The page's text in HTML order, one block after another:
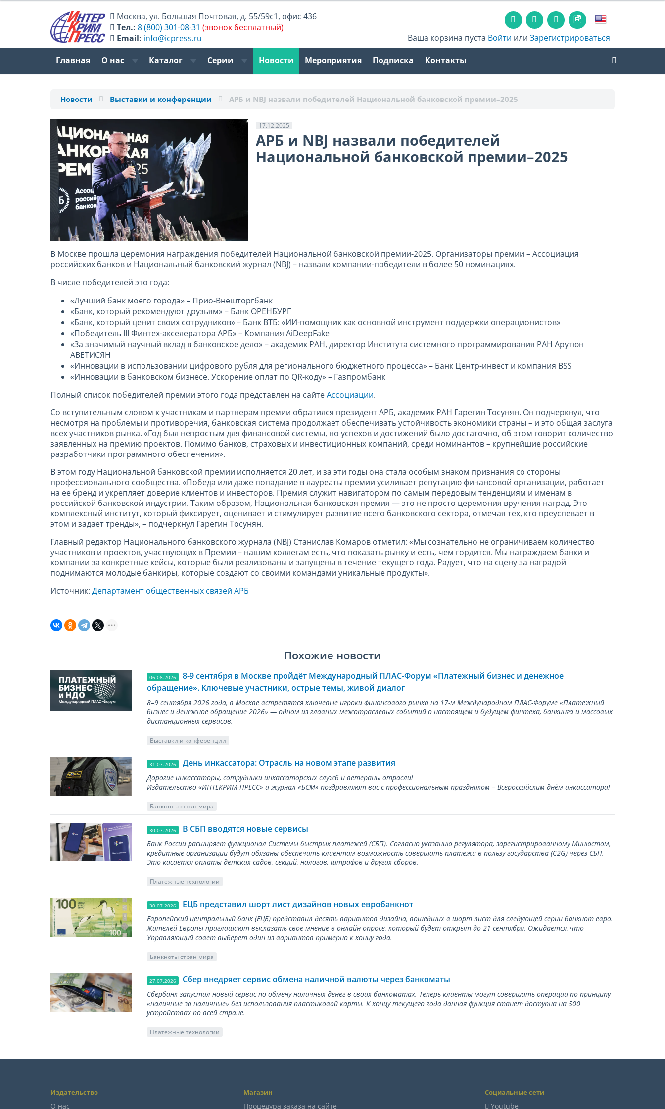
Москва,ул. Большая Почтовая, д. 55/59с1, офис 436
Тел.: 8 (800) 301-08-31 (звонок бесплатный)
Email: info@icpress.ru Ваша корзина пуста Войти илиЗарегистрироваться
Главная О нас Каталог Серии Новости Мероприятия Подписка Контакты
Новости Выставки и конференции АРБ и NBJ назвали победителей Национальной банковской премии–2025
17.12.2025
АРБ и NBJ назвали победителей
Национальной банковской премии–2025
В Москве прошла церемония награждения победителей Национальной банковской премии-2025. Организаторы премии – Ассоциация
российских банков и Национальный банковский журнал (NBJ) – назвали компании-победители в более 50 номинациях.
В числе победителей это года:
«Лучший банк моего города» – Прио-Внешторгбанк
«Банк, который рекомендуют друзьям» – Банк ОРЕНБУРГ
«Банк, который ценит своих сотрудников» – Банк ВТБ: «ИИ-помощник как основной инструмент поддержки операционистов»
«Победитель III Финтех-акселератора АРБ» – Компания AiDeepFake
«За значимый научный вклад в банковское дело» – академик РАН, директор Института системного программирования РАН Арутюн
АВЕТИСЯН
«Инновации в использовании цифрового рубля для регионального бюджетного процесса» – Банк Центр-инвест и компания BSS
«Инновации в банковском бизнесе. Ускорение оплат по QR-коду» – Газпромбанк
Полный список победителей премии этого года представлен на сайтеАссоциации.
Со вступительным словом к участникам и партнерам премии обратился президент АРБ, академик РАН Гарегин Тосунян. Он подчеркнул, что
несмотря на проблемы и противоречия, банковская система продолжает обеспечивать устойчивость экономики страны – и это общая заслуга
всех участников рынка. «Год был непростым для финансовой системы, но успехов и достижений было достаточно, об этом говорит количество
заявленных на премию проектов. Помимо банков, страховых и инвестиционных компаний, среди номинантов – крупнейшие российские
разработчики программного обеспечения».
В этом году Национальной банковской премии исполняется 20 лет, и за эти годы она стала особым знаком признания со стороны
профессионального сообщества. «Победа или даже попадание в лауреаты премии усиливает репутацию финансовой организации, работает
на ее бренд и укрепляет доверие клиентов и инвесторов. Премия служит навигатором по самым передовым тенденциям и именам в
российской банковской индустрии. Таким образом, Национальная банковская премия — это не просто церемония вручения наград. Это
комплексный институт, который фиксирует, оценивает и стимулирует развитие всего банковского сектора, отмечая тех, кто преуспевает в
этом и задает тренды», – подчеркнул Гарегин Тосунян.
Главный редактор Национального банковского журнала (NBJ) Станислав Комаров отметил: «Мы сознательно не ограничиваем количество
участников и проектов, участвующих в Премии – нашим коллегам есть, что показать рынку и есть, чем гордится. Мы награждаем банки и
компании за конкретные кейсы, которые были реализованы и запущены в течение текущего года. Радует, что на сцену за наградой
поднимаются молодые банкиры, которые создают со своими командами уникальные продукты».
Источник: Департамент общественных связей АРБ
Похожие новости
06.08.2026
8-9 сентября в Москве пройдёт Международный ПЛАС-Форум «Платежный бизнес и денежное
обращение». Ключевые участники, острые темы, живой диалог
8–9 сентября 2026 года, в Москве встретятся ключевые игроки финансового рынка на 17-м Международном ПЛАС-Форуме «Платежный
бизнес и денежное обращение 2026» — одном из главных межотраслевых событий о настоящем и будущем финтеха, банкинга и массовых
дистанционных сервисов.
Выставки и конференции
31.07.2026 День инкассатора: Отрасль на новом этапе развития
Дорогие инкассаторы, сотрудники инкассаторских служб и ветераны отрасли!
Издательство «ИНТЕКРИМ-ПРЕСС» и журнал «БСМ» поздравляют вас с профессиональным праздником – Всероссийским днём инкассатора!
Банкноты стран мира
30.07.2026 В СБП вводятся новые сервисы
Банк России расширяет функционал Системы быстрых платежей (СБП). Согласно указанию регулятора, зарегистрированному Минюстом,
кредитные организации будут обязаны обеспечить клиентам возможность совершать платежи в пользу государства (С2G) через СБП.
Это касается оплаты детских садов, секций, налогов, штрафов и других сборов.
Платежные технологии
30.07.2026 ЕЦБ представил шорт лист дизайнов новых евробанкнот
Европейский центральный банк (ЕЦБ) представил десять вариантов дизайна, вошедших в шорт лист для следующей серии банкнот евро.
Жителей Европы приглашают высказать свое мнение в онлайн опросе, который будет открыт до 21 сентября. Ожидается, что
Управляющий совет выберет один из вариантов примерно к концу года.
Банкноты стран мира
27.07.2026 Сбер внедряет сервис обмена наличной валюты через банкоматы
Сбербанк запустил новый сервис по обмену наличных денег в своих банкоматах. Теперь клиенты могут совершать операции по принципу
«наличные за наличные» без использования пластиковой карты. К концу текущего года данная функция станет доступна на 500
устройствах по всей стране.
Платежные технологии
Издательство
О нас
Магазин
Процедура заказа на сайте
Социальные сети
Youtube